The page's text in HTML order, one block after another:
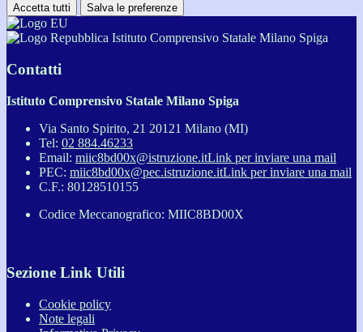
Accetta tutti Salva le preferenze
Istituto Comprensivo Statale Milano Spiga
Contatti
Istituto Comprensivo Statale Milano Spiga
Via Santo Spirito, 21 20121 Milano (MI)
Tel: 02 884.46233
Email: miic8bd00x@istruzione.itLink per inviare una mail
PEC: miic8bd00x@pec.istruzione.itLink per inviare una mail
C.F.: 80128510155
Codice Meccanografico: MIIC8BD00X
Sezione Link Utili
Cookie policy
Note legali